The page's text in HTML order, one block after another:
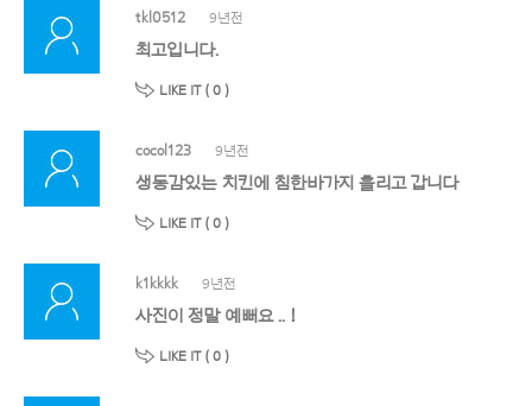
tkl0512 9년전
최고입니다.
LIKE IT ( 0 )
cocol123 9년전
생동감있는 치킨에 침한바가지 흘리고 갑니다
LIKE IT ( 0 )
k1kkkk 9년전
사진이 정말 예뻐요 .. !
LIKE IT ( 0 )